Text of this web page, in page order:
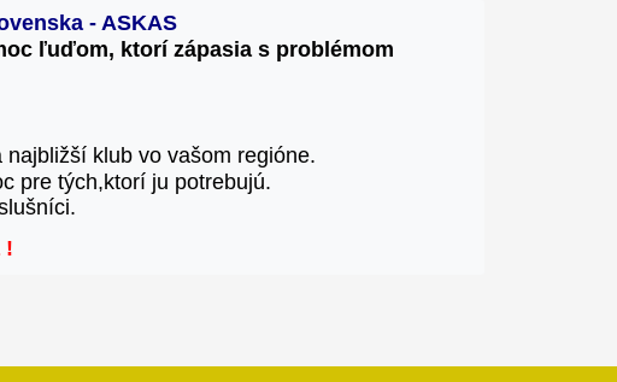
- ASKAS
ľuďom, ktorí zápasia s problémom
klub vo vašom regióne.
pre tých,ktorí ju potrebujú.
!